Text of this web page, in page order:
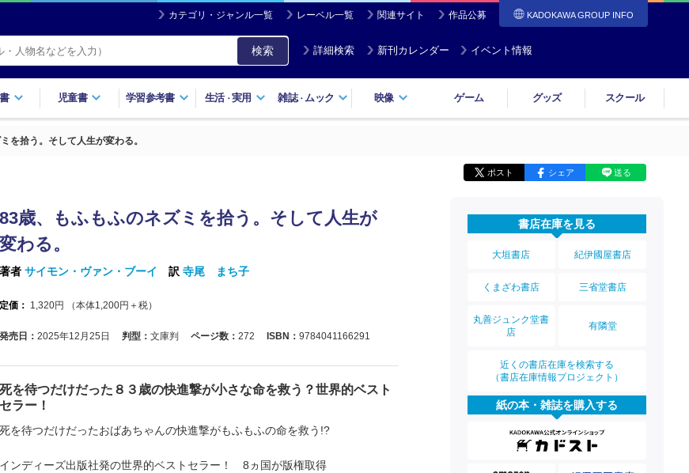
カテゴリ・ジャンル一覧 レーベル一覧 関連サイト 作品公募 KADOKAWA GROUP INFO
検索 詳細検索 新刊カレンダー イベント情報
児童書 学習参考書 生活・実用 雑誌・ ムック 映像 ゲーム グッズ スクール
を拾う。そして人生が変わる。
ポスト シェア 送る
83歳、もふもふのネズミを拾う。そして人生が
変わる。
著者 サイモン・ヴァン・ブーイ 訳 寺尾 まち子
定価： 1,320円 （本体1,200円＋税）
発売日： 2025年12月25日 判型： 文庫判 ページ数： 272 ISBN： 9784041166291
死を待つだけだった８３歳の快進撃が小さな命を救う？世界的ベスト
セラー！
死を待つだけだったおばあちゃんの快進撃がもふもふの命を救う!?
インディーズ出版社発の世界的ベストセラー！ 8ヵ国が版権取得
書店在庫を見る
大垣書店 紀伊國屋書店
くまざわ書店 三省堂書店
丸善ジュンク堂書
店
有隣堂
近くの書店在庫を検索する
（書店在庫情報プロジェクト）
紙の本・雑誌を購入する